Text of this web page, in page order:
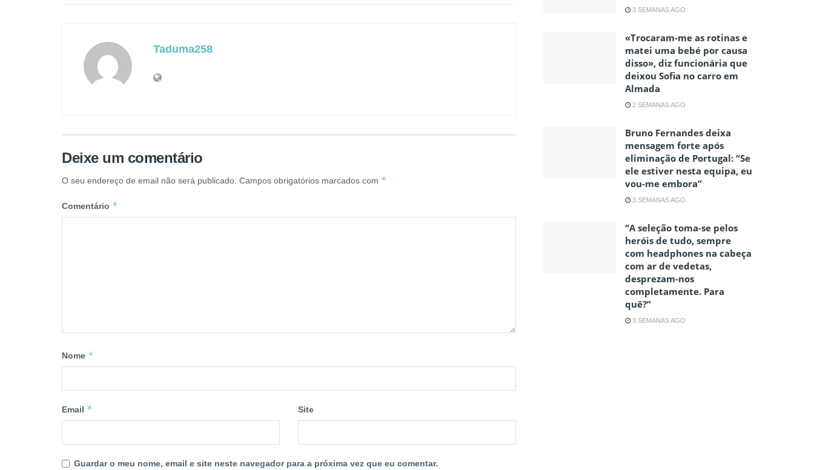
Taduma258
Deixe um comentário
O seu endereço de email não será publicado. Campos obrigatórios marcados com *
Comentário *
Nome *
Email * Site
Guardar o meu nome, email e site neste navegador para a próxima vez que eu comentar.
3 SEMANAS AGO
«Trocaram-me as rotinas e
matei uma bebé por causa
disso», diz funcionária que
deixou Sofia no carro em
Almada
2 SEMANAS AGO
Bruno Fernandes deixa
mensagem forte após
eliminação de Portugal: “Se
ele estiver nesta equipa, eu
vou-me embora”
3 SEMANAS AGO
“A seleção toma-se pelos
heróis de tudo, sempre
com headphones na cabeça
com ar de vedetas,
desprezam-nos
completamente. Para
quê?”
3 SEMANAS AGO